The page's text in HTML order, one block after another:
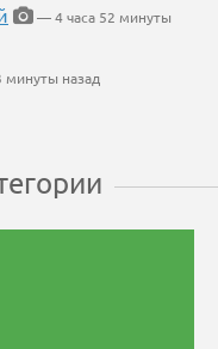
— 4 часа 52 минуты
минуты назад